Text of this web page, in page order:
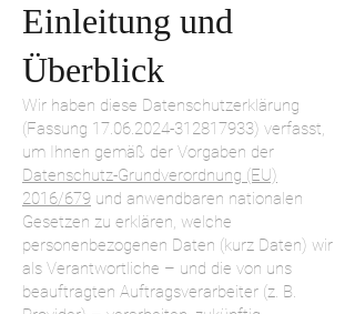
Einleitung und
Überblick
Wir haben diese Datenschutzerklärung
(Fassung 17.06.2024-312817933) verfasst,
um Ihnen gemäß der Vorgaben der
Datenschutz-Grundverordnung (EU)
2016/679 und anwendbaren nationalen
Gesetzen zu erklären, welche
personenbezogenen Daten (kurz Daten) wir
als Verantwortliche – und die von uns
beauftragten Auftragsverarbeiter (z. B.